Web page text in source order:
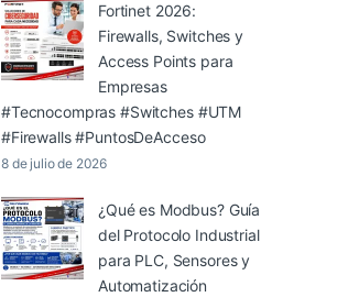
Fortinet 2026:
Firewalls, Switches y
Access Points para
Empresas
#Tecnocompras #Switches #UTM
#Firewalls #PuntosDeAcceso
8 de julio de 2026
¿Qué es Modbus? Guía
del Protocolo Industrial
para PLC, Sensores y
Automatización